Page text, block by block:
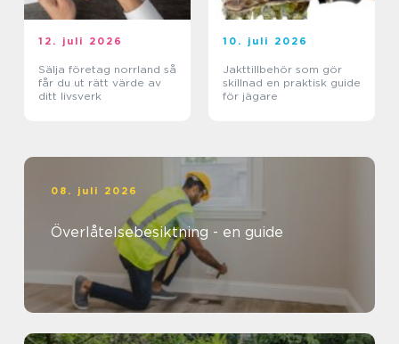
12. juli 2026
Sälja företag norrland så
får du ut rätt värde av
ditt livsverk
10. juli 2026
Jakttillbehör som gör
skillnad en praktisk guide
för jägare
08. juli 2026
Överlåtelsebesiktning - en guide